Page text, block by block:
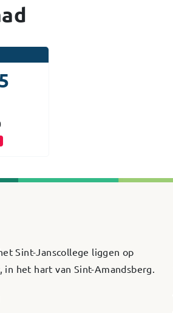
Sint-Janscollege liggen op
het hart van Sint-Amandsberg.